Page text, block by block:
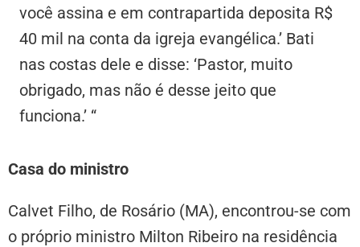
você assina e em contrapartida deposita R$
40 mil na conta da igreja evangélica.’ Bati
nas costas dele e disse: ‘Pastor, muito
obrigado, mas não é desse jeito que
funciona.’ “
Casa do ministro
Calvet Filho, de Rosário (MA), encontrou-se com
o próprio ministro Milton Ribeiro na residência